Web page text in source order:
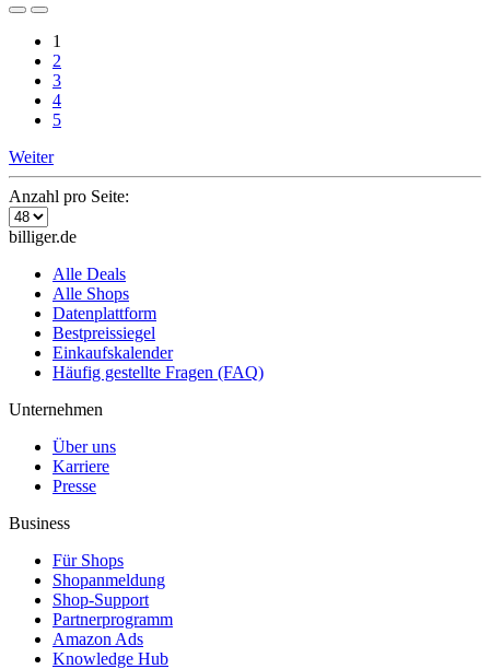
1
2
3
4
5
Weiter
Anzahl pro Seite:
billiger.de
Alle Deals
Alle Shops
Datenplattform
Bestpreissiegel
Einkaufskalender
Häufig gestellte Fragen (FAQ)
Unternehmen
Über uns
Karriere
Presse
Business
Für Shops
Shopanmeldung
Shop-Support
Partnerprogramm
Amazon Ads
Knowledge Hub